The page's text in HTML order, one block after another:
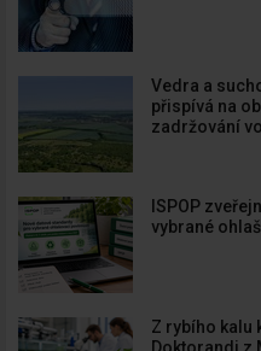
Vedra a
přispívá na
zadržování
ISPOP
vybrané
Z rybího kalu
budeme